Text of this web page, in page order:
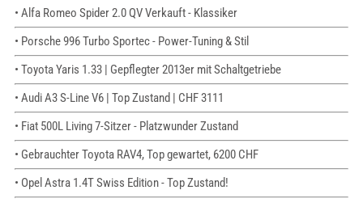
• Alfa Romeo Spider 2.0 QV Verkauft - Klassiker
• Porsche 996 Turbo Sportec - Power-Tuning & Stil
• Toyota Yaris 1.33 | Gepflegter 2013er mit Schaltgetriebe
• Audi A3 S-Line V6 | Top Zustand | CHF 3111
• Fiat 500L Living 7-Sitzer - Platzwunder Zustand
• Gebrauchter Toyota RAV4, Top gewartet, 6200 CHF
• Opel Astra 1.4T Swiss Edition - Top Zustand!